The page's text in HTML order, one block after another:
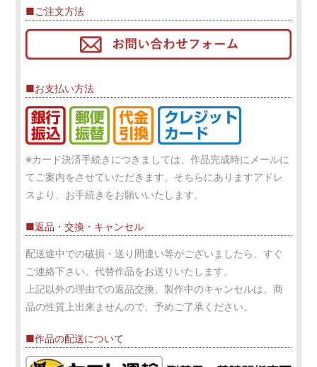
■ご注文方法
■お支払い方法
※カード決済手続きにつきましては、作品完成時にメールに
てご案内をさせていただきます。そちらにありますアドレ
スより、お手続きをお願いいたします。
■返品・交換・キャンセル
配送途中での破損・送り間違い等がございましたら、すぐ
ご連絡下さい。代替作品をお送りいたします。
上記以外の理由での返品交換、製作中のキャンセルは、商
品の性質上出来ませんので、予めご了承ください。
■作品の配送について